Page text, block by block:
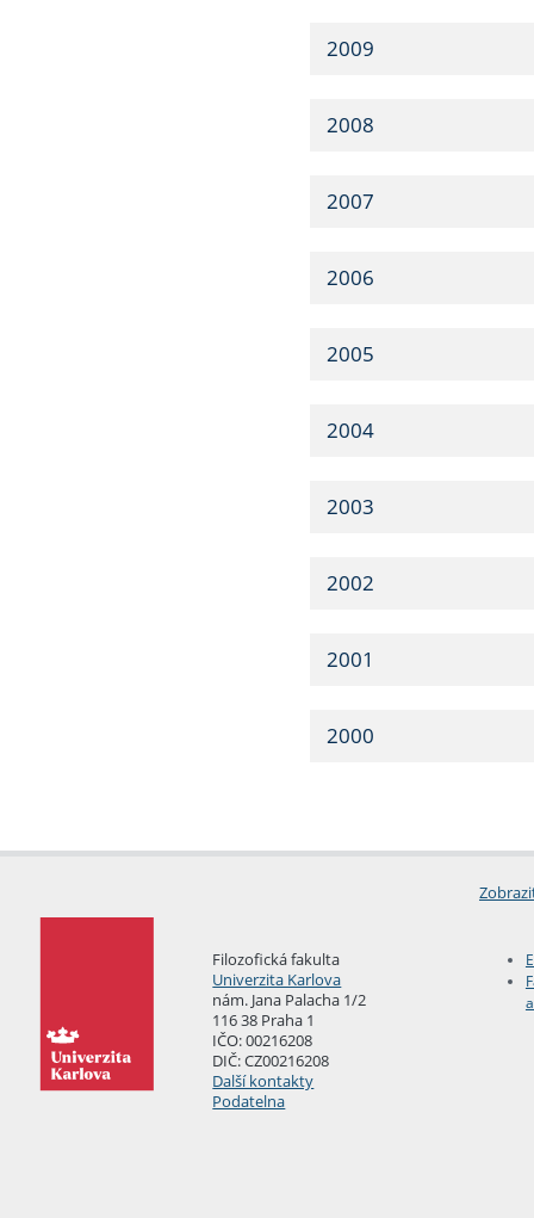
2009
2008
2007
2006
2005
2004
2003
2002
2001
2000
Filozofická fakulta
Univerzita Karlova
nám. Jana Palacha 1/2
116 38 Praha 1
IČO: 00216208
DIČ: CZ00216208
Další kontakty
Podatelna